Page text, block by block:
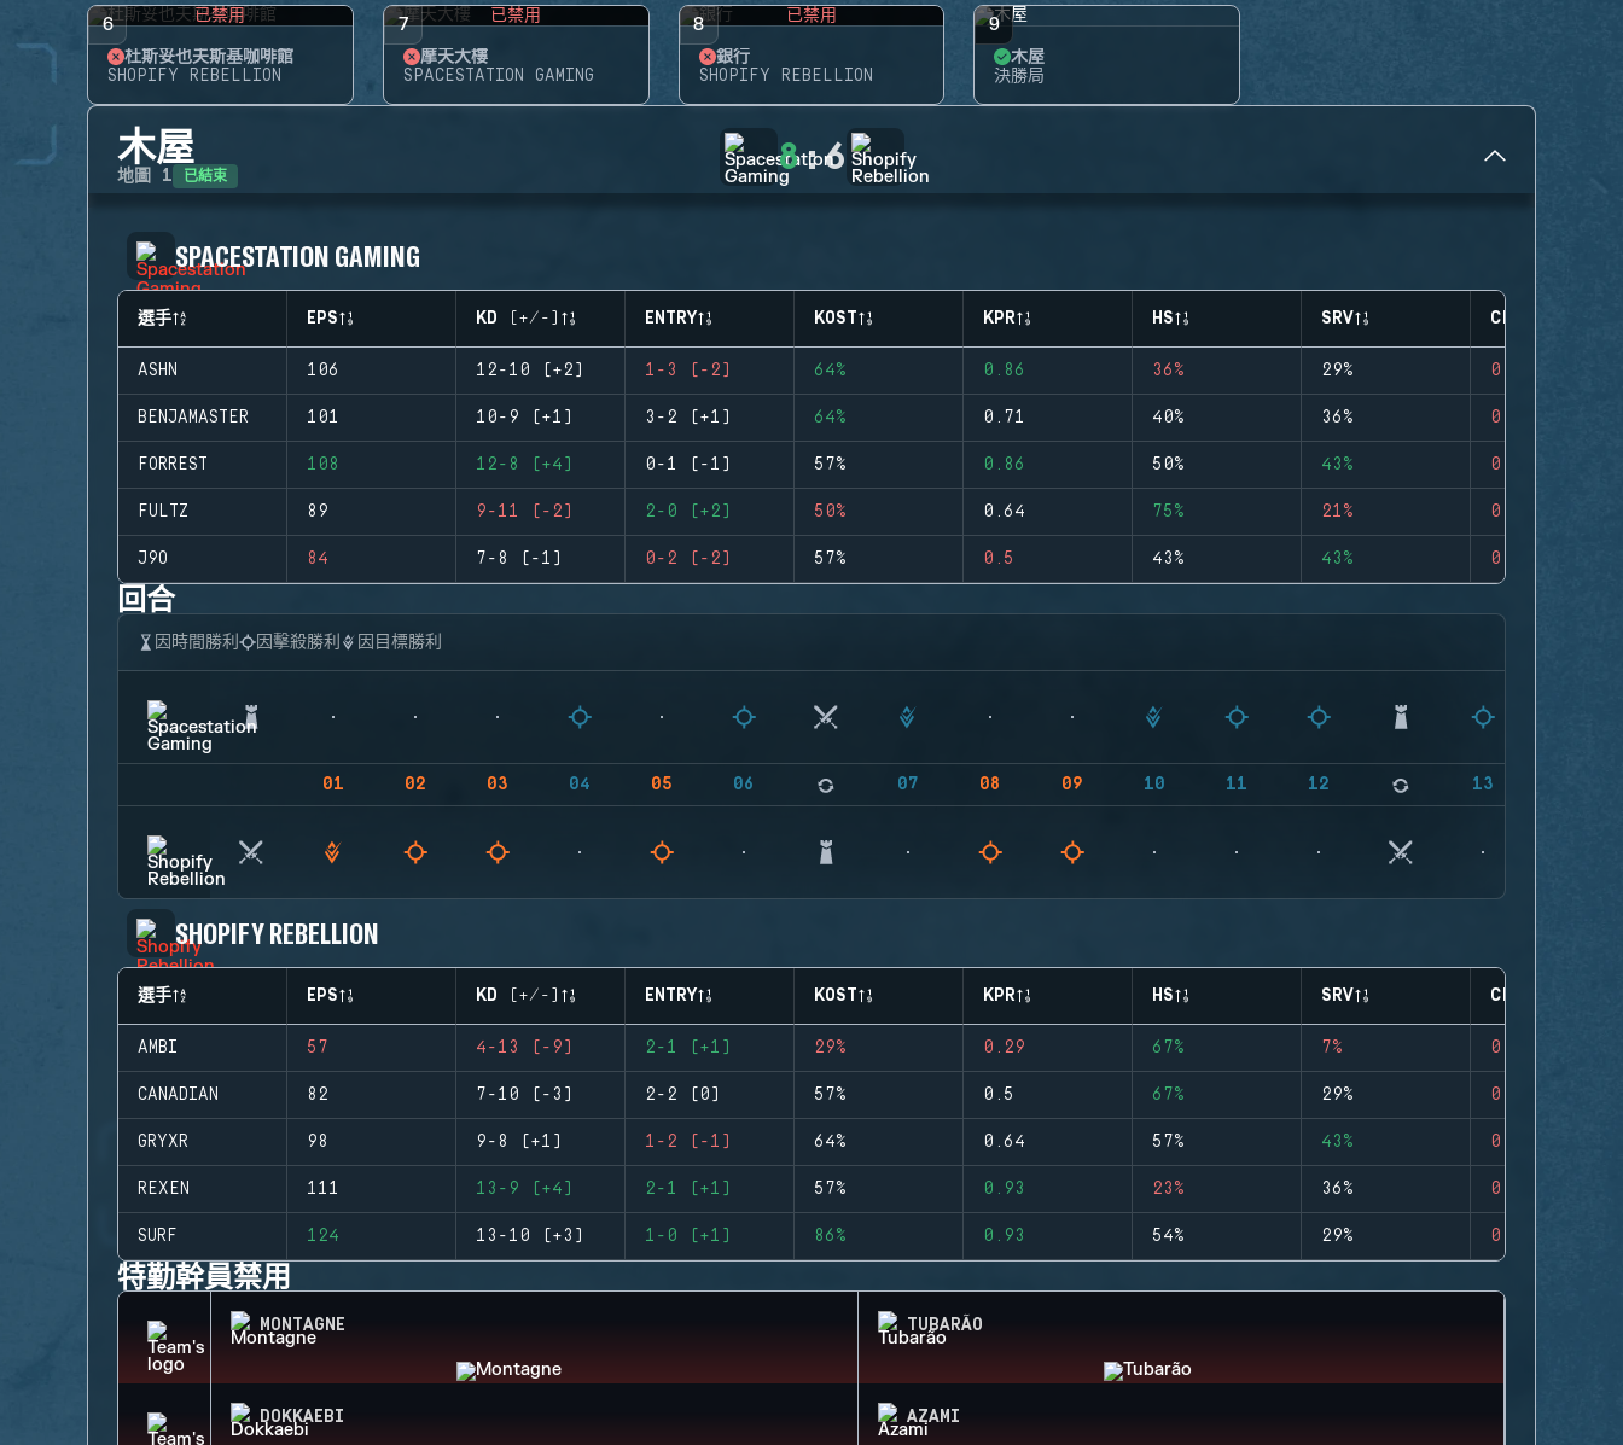
6 已禁用
杜斯妥也夫斯基咖啡館
SHOPIFY REBELLION
7 已禁用
摩天大樓
SPACESTATION GAMING
8 已禁用
銀行
SHOPIFY REBELLION
9
木屋
決勝局
木屋
地圖 1 已結束 8:6
SPACESTATION GAMING
選手 EPS KD (+/-) ENTRY KOST KPR HS SRV CLUTCHES
ASHN 106 12-10 (+2) 1-3 (-2) 64% 0.86 36% 29% 0
BENJAMASTER 101 10-9 (+1) 3-2 (+1) 64% 0.71 40% 36% 0
FORREST 108 12-8 (+4) 0-1 (-1) 57% 0.86 50% 43% 0
FULTZ 89 9-11 (-2) 2-0 (+2) 50% 0.64 75% 21% 0
J9O 84 7-8 (-1) 0-2 (-2) 57% 0.5 43% 43% 0
回合
因時間勝利 因擊殺勝利 因目標勝利
01 02 03 04 05 06 07 08 09 10 11 12 13
SHOPIFY REBELLION
選手 EPS KD (+/-) ENTRY KOST KPR HS SRV CLUTCHES
AMBI 57 4-13 (-9) 2-1 (+1) 29% 0.29 67% 7% 0
CANADIAN 82 7-10 (-3) 2-2 (0) 57% 0.5 67% 29% 0
GRYXR 98 9-8 (+1) 1-2 (-1) 64% 0.64 57% 43% 0
REXEN 111 13-9 (+4) 2-1 (+1) 57% 0.93 23% 36% 0
SURF 124 13-10 (+3) 1-0 (+1) 86% 0.93 54% 29% 0
特勤幹員禁用
MONTAGNE TUBARÃO
DOKKAEBI AZAMI